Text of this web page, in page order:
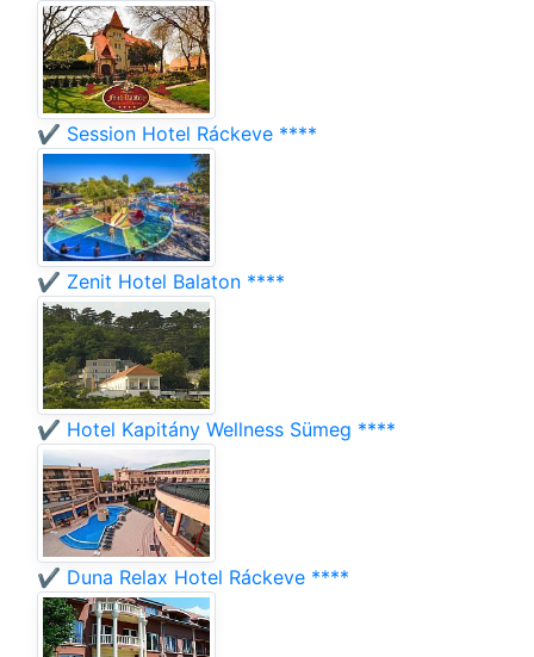
✔️ Session Hotel Ráckeve ****
✔️ Zenit Hotel Balaton ****
✔️ Hotel Kapitány Wellness Sümeg ****
✔️ Duna Relax Hotel Ráckeve ****